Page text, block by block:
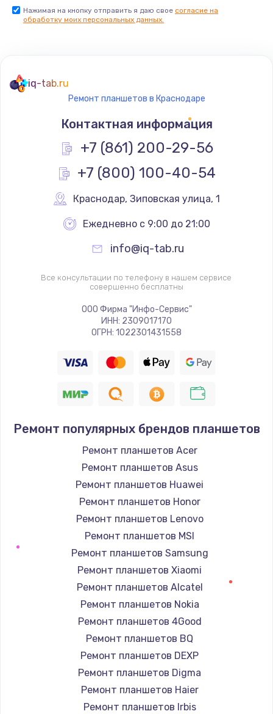
от 9900 руб.
Заказать
Замена электронных компонентов
от 1900 руб.
Заказать
Замена термопасты
от 450 руб.
Заказать
Программный ремонт
Заказать
Ремонт GPS-модуля
Заказать
Ремонт гироскопа
от 750 руб.
Заказать
Корпусный ремонт (замена резинок, креплений,
Заказать
Заказать
Замена дисплея (экрана)
Нажимая на кнопку отправить я даю свое согласие на
обработку моих персональных данных.
iq-tab.ru
Ремонт планшетов в Краснодаре
Контактная информация
+7 (861) 200-29-56
+7 (800) 100-40-54
Краснодар, Зиповская улица, 1
Ежедневно с 9:00 до 21:00
info@iq-tab.ru
Все консультации по телефону в нашем сервисе
совершенно бесплатны
ООО Фирма "Инфо-Сервис"
ИНН: 2309017170
ОГРН: 1022301431558
Ремонт популярных брендов планшетов
Ремонт планшетов Acer
Ремонт планшетов Asus
Ремонт планшетов Huawei
Ремонт планшетов Honor
Ремонт планшетов Lenovo
Ремонт планшетов MSI
Ремонт планшетов Samsung
Ремонт планшетов Xiaomi
Ремонт планшетов Alcatel
Ремонт планшетов Nokia
Ремонт планшетов 4Good
Ремонт планшетов BQ
Ремонт планшетов DEXP
Ремонт планшетов Digma
Ремонт планшетов Haier
Ремонт планшетов Irbis